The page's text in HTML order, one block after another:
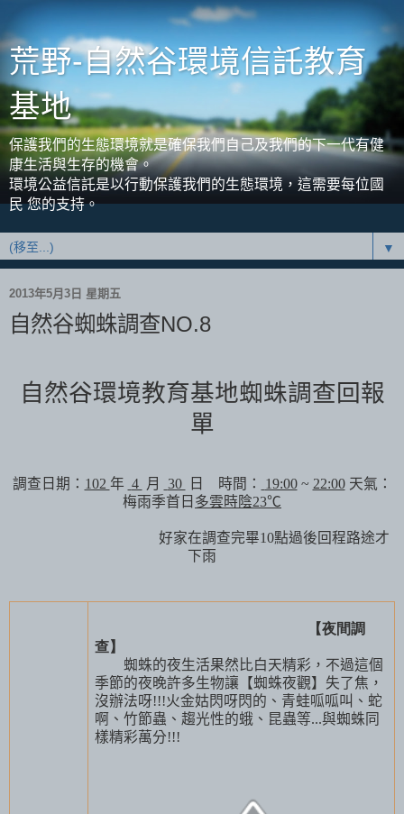
荒野-自然谷環境信託教育
基地
保護我們的生態環境就是確保我們自己及我們的下一代有健
康生活與生存的機會。
環境公益信託是以行動保護我們的生態環境，這需要每位國
民 您的支持。
▼
2013年5月3日 星期五
自然谷蜘蛛調查NO.8
自然谷環境教育基地蜘蛛調查回報
單
調查日期： 102 年 4 月 30 日 時間： 19:00~ 22:00 天氣：
梅雨季首日 多雲時陰23℃
好家在調查完畢10點過後回程路途才
下雨
【夜間調
查】
蜘蛛的夜生活果然比白天精彩，不過這個
季節的夜晚許多生物讓【蜘蛛夜觀】失了焦，
沒辦法呀!!!火金姑閃呀閃的、青蛙呱呱叫、蛇
啊、竹節蟲、趨光性的蛾、昆蟲等...與蜘蛛同
樣精彩萬分!!!